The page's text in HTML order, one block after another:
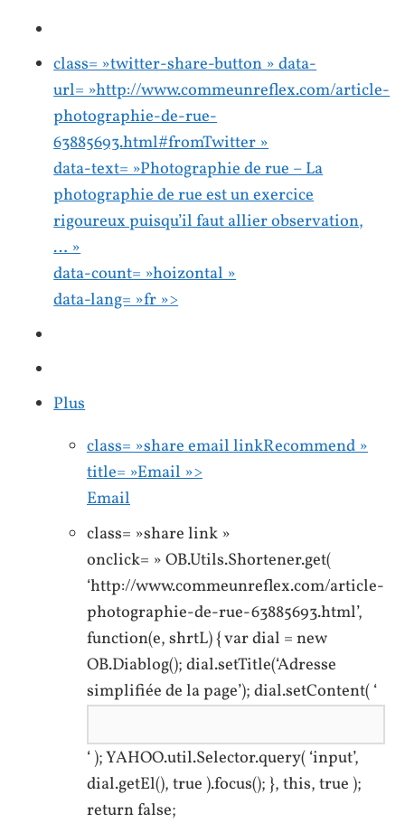
class= »twitter-share-button » data-
url= »http://www.commeunreflex.com/article-
photographie-de-rue-
63885693.html#fromTwitter »
data-text= »Photographie de rue – La
photographie de rue est un exercice
rigoureux puisqu’il faut allier observation,
… »
data-count= »hoizontal »
data-lang= »fr »>
Plus
class= »share email linkRecommend »
title= »Email »>
Email
class= »share link »
onclick= » OB.Utils.Shortener.get(
‘http://www.commeunreflex.com/article-
photographie-de-rue-63885693.html’,
function(e, shrtL) { var dial = new
OB.Diablog(); dial.setTitle(‘Adresse
simplifiée de la page’); dial.setContent( ‘
‘ ); YAHOO.util.Selector.query( ‘input’,
dial.getEl(), true ).focus(); }, this, true );
return false;